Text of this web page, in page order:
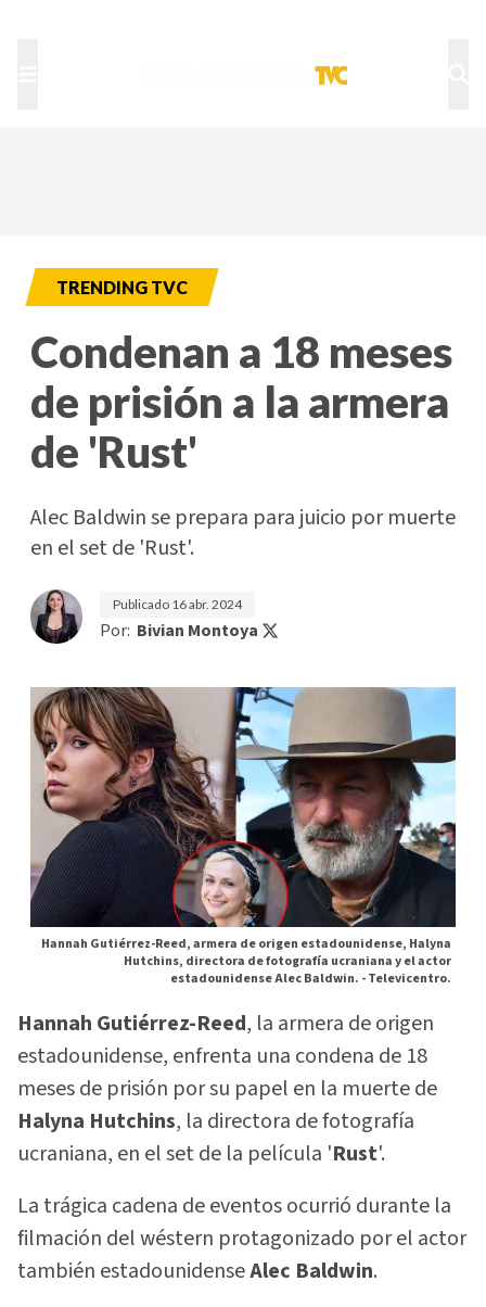
TRENDING TVC
Condenan a 18 meses
de prisión a la armera
de 'Rust'
Alec Baldwin se prepara para juicio por muerte
en el set de 'Rust'.
Publicado 16 abr. 2024
Por: Bivian Montoya
Hannah Gutiérrez-Reed, armera de origen estadounidense, Halyna
Hutchins, directora de fotografía ucraniana y el actor
estadounidense Alec Baldwin. -Televicentro.
Hannah Gutiérrez-Reed, la armera de origen
estadounidense, enfrenta una condena de 18
meses de prisión por su papel en la muerte de
Halyna Hutchins, la directora de fotografía
ucraniana, en el set de la película 'Rust'.
La trágica cadena de eventos ocurrió durante la
filmación del wéstern protagonizado por el actor
también estadounidenseAlec Baldwin.